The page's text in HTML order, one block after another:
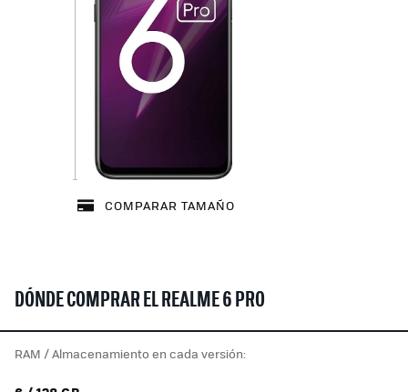
COMPARAR TAMAÑO
DÓNDE COMPRAR EL REALME 6 PRO
RAM / Almacenamiento en cada versión: